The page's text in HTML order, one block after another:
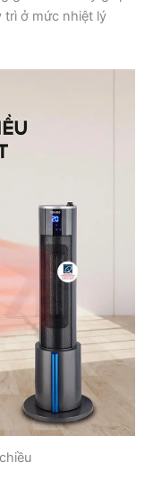
ở mức nhiệt lý